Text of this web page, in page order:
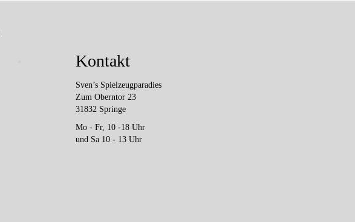
Kontakt
Sven’s Spielzeugparadies
Zum Oberntor 23
31832 Springe
Mo - Fr, 10 -18 Uhr
und Sa 10 - 13 Uhr